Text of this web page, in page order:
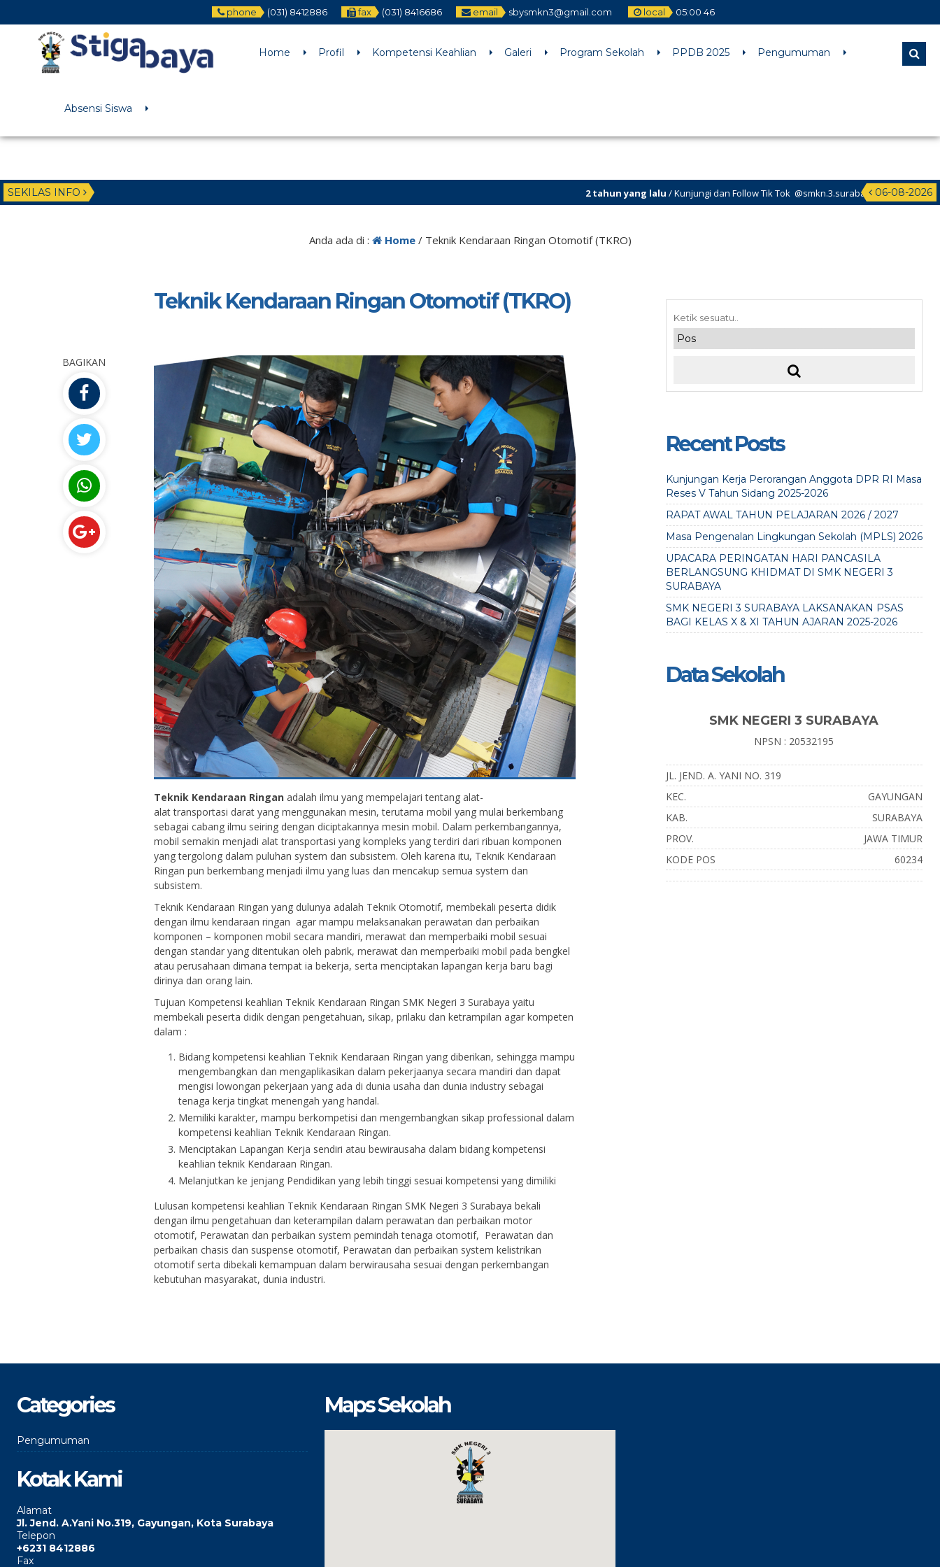
: Function WP_Dependencies->add_data() was called with an argument that is deprecatedsince version 6.9.0! IE conditional comments are ignored by all supported browsers. in
/home/u6225882/public_html/wp-includes/functions.php
phone (031) 8412886 fax (031) 8416686 email sbysmkn3@gmail.com local 05:00 46
Home Profil Kompetensi Keahlian Galeri Program Sekolah PPDB 2025 Pengumuman
Absensi Siswa
SEKILAS INFO 06-08-2026
2 tahun yang lalu/ Kunjungi dan Follow Tik Tok @smkn.3.surabaya untuk info info terbaru
Anda ada di : Home/ Teknik Kendaraan Ringan Otomotif (TKRO)
Teknik Kendaraan Ringan Otomotif (TKRO)
BAGIKAN
Teknik Kendaraan Ringan adalah ilmu yang mempelajari tentang alat-
alat transportasi darat yang menggunakan mesin, terutama mobil yang mulai berkembang
sebagai cabang ilmu seiring dengan diciptakannya mesin mobil. Dalam perkembangannya,
mobil semakin menjadi alat transportasi yang kompleks yang terdiri dari ribuan komponen
yang tergolong dalam puluhan system dan subsistem. Oleh karena itu, Teknik Kendaraan
Ringan pun berkembang menjadi ilmu yang luas dan mencakup semua system dan
subsistem.
Teknik Kendaraan Ringan yang dulunya adalah Teknik Otomotif, membekali peserta didik
dengan ilmu kendaraan ringan agar mampu melaksanakan perawatan dan perbaikan
komponen – komponen mobil secara mandiri, merawat dan memperbaiki mobil sesuai
dengan standar yang ditentukan oleh pabrik, merawat dan memperbaiki mobil pada bengkel
atau perusahaan dimana tempat ia bekerja, serta menciptakan lapangan kerja baru bagi
dirinya dan orang lain.
Tujuan Kompetensi keahlian Teknik Kendaraan Ringan SMK Negeri 3 Surabaya yaitu
membekali peserta didik dengan pengetahuan, sikap, prilaku dan ketrampilan agar kompeten
dalam :
Bidang kompetensi keahlian Teknik Kendaraan Ringan yang diberikan, sehingga mampu
mengembangkan dan mengaplikasikan dalam pekerjaanya secara mandiri dan dapat
mengisi lowongan pekerjaan yang ada di dunia usaha dan dunia industry sebagai
tenaga kerja tingkat menengah yang handal.
Memiliki karakter, mampu berkompetisi dan mengembangkan sikap professional dalam
kompetensi keahlian Teknik Kendaraan Ringan.
Menciptakan Lapangan Kerja sendiri atau bewirausaha dalam bidang kompetensi
keahlian teknik Kendaraan Ringan.
Melanjutkan ke jenjang Pendidikan yang lebih tinggi sesuai kompetensi yang dimiliki
Lulusan kompetensi keahlian Teknik Kendaraan Ringan SMK Negeri 3 Surabaya bekali
dengan ilmu pengetahuan dan keterampilan dalam perawatan dan perbaikan motor
otomotif, Perawatan dan perbaikan system pemindah tenaga otomotif, Perawatan dan
perbaikan chasis dan suspense otomotif, Perawatan dan perbaikan system kelistrikan
otomotif serta dibekali kemampuan dalam berwirausaha sesuai dengan perkembangan
kebutuhan masyarakat, dunia industri.
Recent Posts
Kunjungan Kerja Perorangan Anggota DPR RI Masa
Reses V Tahun Sidang 2025-2026
RAPAT AWAL TAHUN PELAJARAN 2026 / 2027
Masa Pengenalan Lingkungan Sekolah (MPLS) 2026
UPACARA PERINGATAN HARI PANCASILA
BERLANGSUNG KHIDMAT DI SMK NEGERI 3
SURABAYA
SMK NEGERI 3 SURABAYA LAKSANAKAN PSAS
BAGI KELAS X & XI TAHUN AJARAN 2025-2026
Data Sekolah
SMK NEGERI 3 SURABAYA
NPSN : 20532195
JL. JEND. A. YANI NO. 319
KEC.
GAYUNGAN
KAB.
SURABAYA
PROV.
JAWA TIMUR
KODE POS
60234
Categories
Pengumuman
Kotak Kami
Alamat
Jl. Jend. A.Yani No.319, Gayungan, Kota Surabaya
Telepon
+6231 8412886
Fax
Maps Sekolah